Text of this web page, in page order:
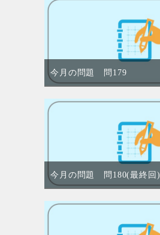
今月の問題 問179
今月の問題 問180(最終回)